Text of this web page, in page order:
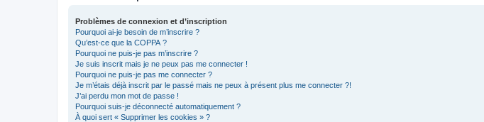
Problèmes de connexion et d’inscription
Pourquoi ai-je besoin de m’inscrire ?
Qu’est-ce que la COPPA ?
Pourquoi ne puis-je pas m’inscrire ?
Je suis inscrit mais je ne peux pas me connecter !
Pourquoi ne puis-je pas me connecter ?
Je m’étais déjà inscrit par le passé mais ne peux à présent plus me connecter ?!
J’ai perdu mon mot de passe !
Pourquoi suis-je déconnecté automatiquement ?
À quoi sert « Supprimer les cookies » ?